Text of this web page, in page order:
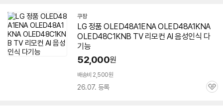
쿠팡
LG 정품 OLED48A1ENA OLED48A1KNA
OLED48C1KNB TV 리모컨 AI 음성인식 다
기능
52,000원
배송비 2,500원
26.07. 등록
관